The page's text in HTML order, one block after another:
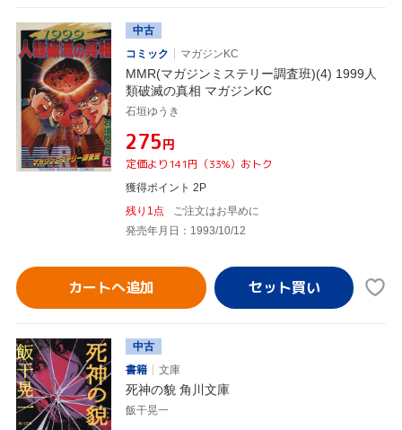
中古
コミック
マガジンKC
MMR(マガジンミステリー調査班)(4) 1999人
類破滅の真相 マガジンKC
石垣ゆうき
¥275円
定価より141円（33%）おトク
獲得ポイント 2P
残り1点
ご注文はお早めに
発売年月日：1993/10/12
カートへ追加
中古
書籍
文庫
死神の貌 角川文庫
飯干晃一